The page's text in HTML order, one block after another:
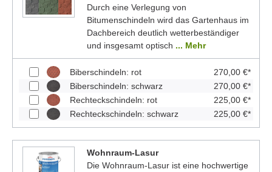
Durch eine Verlegung von
Bitumenschindeln wird das Gartenhaus im
Dachbereich deutlich wetterbeständiger
und insgesamt optisch ... Mehr
Biberschindeln: rot
270,00 €*
Biberschindeln: schwarz
270,00 €*
Rechteckschindeln: rot
225,00 €*
Rechteckschindeln: schwarz
225,00 €*
Wohnraum-Lasur
Die Wohnraum-Lasur ist eine hochwertige